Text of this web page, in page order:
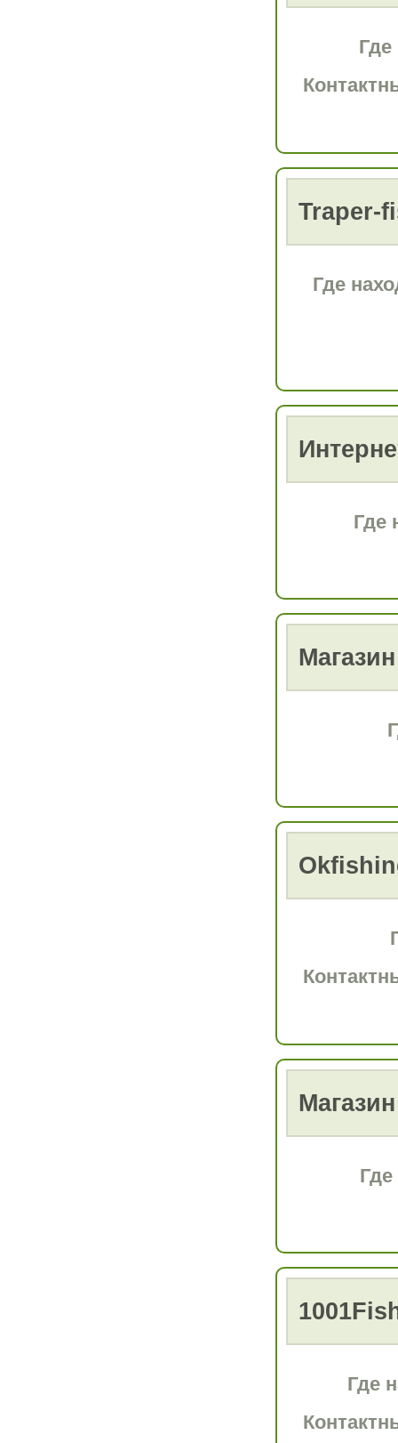
Где
Traper-
Где
Где
Где